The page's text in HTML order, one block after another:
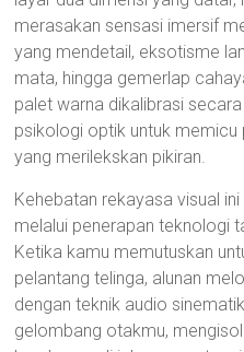
merasakan sensasi imersif
yang mendetail, eksotisme
mata, hingga gemerlap
palet warna dikalibrasi
psikologi optik untuk
yang merilekskan pikiran.
Kehebatan rekayasa visual
melalui penerapan teknologi
Ketika kamu memutuskan
pelantang telinga, alunan
dengan teknik audio
gelombang otakmu,